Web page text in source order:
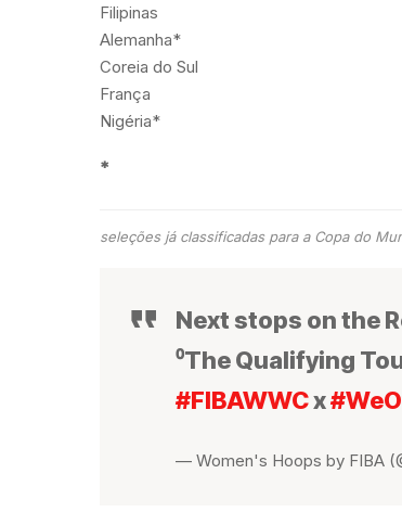
Filipinas
Alemanha*
Coreia do Sul
França
Nigéria*
*
seleções já classificadas para a Copa do
Next stops on the
⁰The Qualifying
#FIBAWWCx
— Women's Hoops by FIBA